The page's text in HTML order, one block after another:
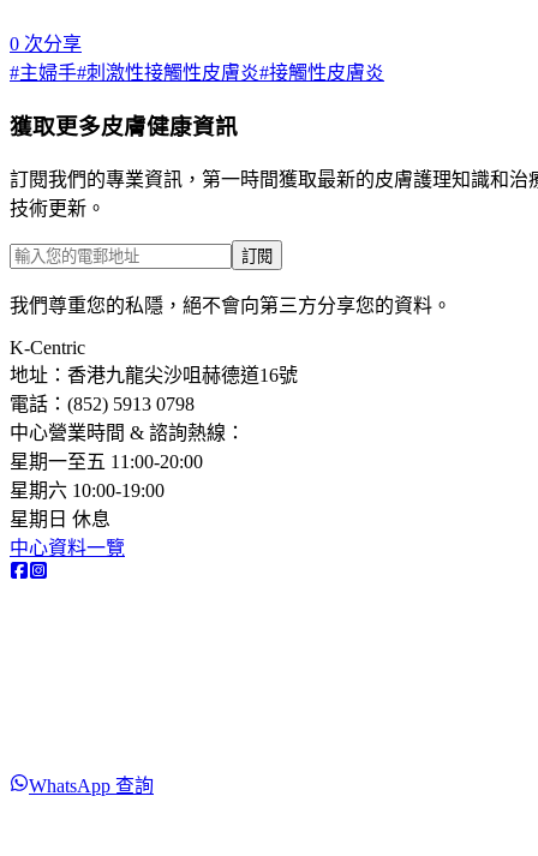
0 次分享
#主婦手#刺激性接觸性皮膚炎#接觸性皮膚炎
獲取更多皮膚健康資訊
訂閱我們的專業資訊，第一時間獲取最新的皮膚護理知識和治
技術更新。
訂閱
我們尊重您的私隱，絕不會向第三方分享您的資料。
K-Centric
地址：香港九龍尖沙咀赫德道16號
電話：(852) 5913 0798​
中心營業時間 & 諮詢熱線：
星期一至五 11:00-20:00
星期六 10:00-19:00
星期日 休息
中心資料一覽
WhatsApp 查詢